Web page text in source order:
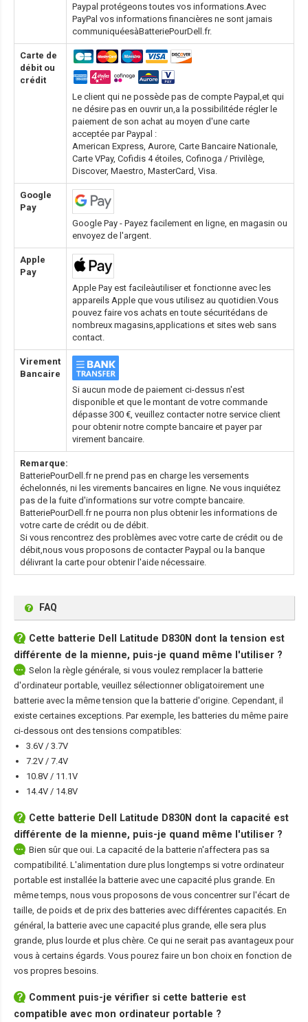
Paypal protégeons toutes vos informations.Avec
PayPal vos informations financières ne sont jamais
communiquéesàBatteriePourDell.fr.
Carte de
débit ou
crédit
Le client qui ne possède pas de compte Paypal,et qui
ne désire pas en ouvrir un,a la possibilitéde régler le
paiement de son achat au moyen d'une carte
acceptée par Paypal :
American Express, Aurore, Carte Bancaire Nationale,
Carte VPay, Cofidis 4 étoiles, Cofinoga / Privilège,
Discover, Maestro, MasterCard, Visa.
Google
Pay
Google Pay - Payez facilement en ligne, en magasin ou
envoyez de l'argent.
Apple
Pay
Apple Pay est facileàutiliser et fonctionne avec les
appareils Apple que vous utilisez au quotidien.Vous
pouvez faire vos achats en toute sécuritédans de
nombreux magasins,applications et sites web sans
contact.
Virement
Bancaire
Si aucun mode de paiement ci-dessus n'est
disponible et que le montant de votre commande
dépasse 300 €, veuillez contacter notre service client
pour obtenir notre compte bancaire et payer par
virement bancaire.
Remarque:
BatteriePourDell.fr ne prend pas en charge les versements
échelonnés, ni les virements bancaires en ligne. Ne vous inquiétez
pas de la fuite d'informations sur votre compte bancaire.
BatteriePourDell.fr ne pourra non plus obtenir les informations de
votre carte de crédit ou de débit.
Si vous rencontrez des problèmes avec votre carte de crédit ou de
débit,nous vous proposons de contacter Paypal ou la banque
délivrant la carte pour obtenir l'aide nécessaire.
FAQ
Cette batterie Dell Latitude D830N dont la tension est
différente de la mienne, puis-je quand même l'utiliser ?
Selon la règle générale, si vous voulez remplacer la batterie
d'ordinateur portable, veuillez sélectionner obligatoirement une
batterie avec la même tension que la batterie d'origine. Cependant, il
existe certaines exceptions. Par exemple, les batteries du même paire
ci-dessous ont des tensions compatibles:
3.6V / 3.7V
7.2V / 7.4V
10.8V / 11.1V
14.4V / 14.8V
Cette batterie Dell Latitude D830N dont la capacité est
différente de la mienne, puis-je quand même l'utiliser ?
Bien sûr que oui. La capacité de la batterie n'affectera pas sa
compatibilité. L'alimentation dure plus longtemps si votre ordinateur
portable est installée la batterie avec une capacité plus grande. En
même temps, nous vous proposons de vous concentrer sur l'écart de
taille, de poids et de prix des batteries avec différentes capacités. En
général, la batterie avec une capacité plus grande, elle sera plus
grande, plus lourde et plus chère. Ce qui ne serait pas avantageux pour
vous à certains égards. Vous pourez faire un bon choix en fonction de
vos propres besoins.
Comment puis-je vérifier si cette batterie est
compatible avec mon ordinateur portable ?